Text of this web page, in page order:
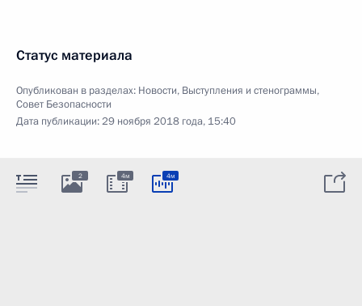
Статус материала
Опубликован в разделах: Новости, Выступления и стенограммы,
Совет Безопасности
Дата публикации:29 ноября 2018 года, 15:40
2 4м 4м